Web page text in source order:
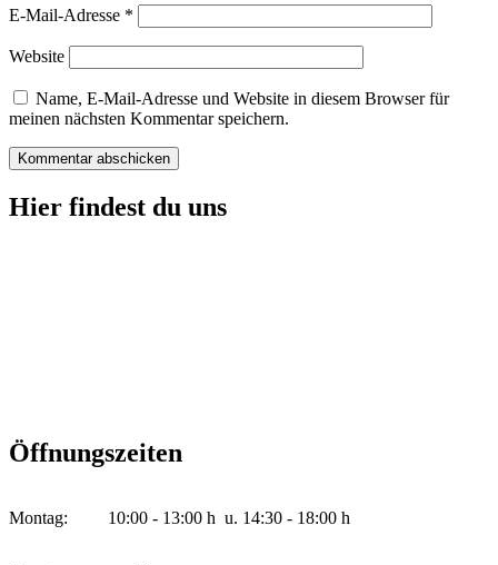
E-Mail-Adresse *
Website
Name, E-Mail-Adresse und Website in diesem Browser für
meinen nächsten Kommentar speichern.
Hier findest du uns
Öffnungszeiten
Montag: 10:00 - 13:00 h u. 14:30 - 18:00 h